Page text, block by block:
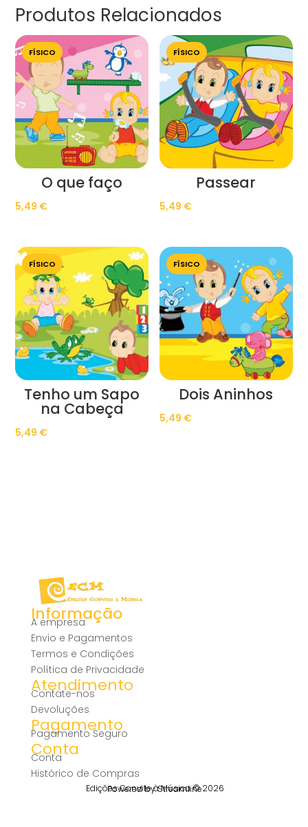
Produtos Relacionados
FÍSICO
O que faço
5,49 €
FÍSICO
Passear
5,49 €
FÍSICO
Tenho um Sapo
na Cabeça
5,49 €
FÍSICO
Dois Aninhos
5,49 €
Informação
A empresa
Envio e Pagamentos
Termos e Condições
Política de Privacidade
Atendimento
Contate-nos
Devoluções
Pagamento
Pagamento Seguro
Conta
Conta
Histórico de Compras
Edições Convite à Música © 2026
Powered by Streamline